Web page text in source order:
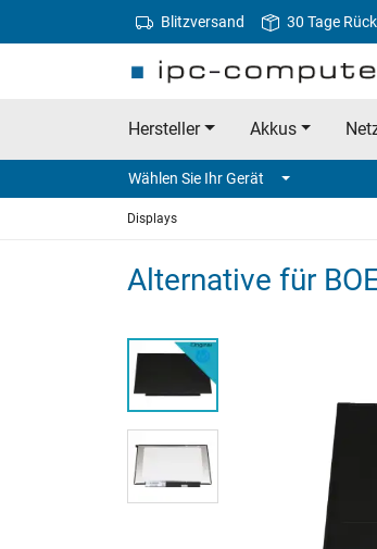
Blitzversand 30 Tage
Hersteller Akkus
Wählen Sie Ihr Gerät
Displays
Alternative für